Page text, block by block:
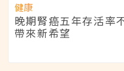
健康
晚期腎癌五年存活率
帶來新希望